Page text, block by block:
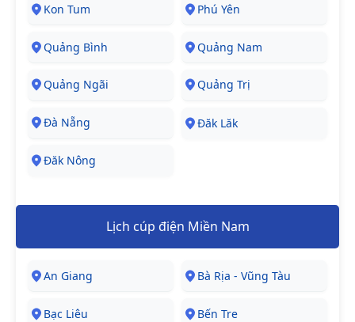
Kon Tum Phú Yên
Quảng Bình Quảng Nam
Quảng Ngãi Quảng Trị
Đà Nẵng Đăk Lăk
Đăk Nông
Lịch cúp điện Miền Nam
An Giang Bà Rịa - Vũng Tàu
Bạc Liêu Bến Tre